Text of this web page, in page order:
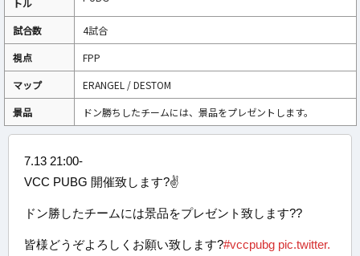
トル
試合数
4試合
視点
FPP
マップ
ERANGEL / DESTOM
景品
ドン勝ちしたチームには、景品をプレゼントします。
7.13 21:00-
VCC PUBG 開催致します?✌️
ドン勝したチームには景品をプレゼント致します??
皆様どうぞよろしくお願い致します?#vccpubg pic.twitter.